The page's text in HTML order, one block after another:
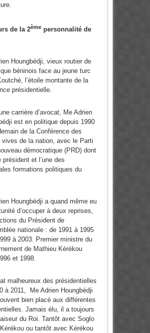
de la 2èmepersonnalité de
Houngbédji, vieux routier de
béninois face au jeune turc
l’étoile montante de la
présidentielle.
carrière d’avocat, Me Adrien
est en politique depuis 1990
de la Conférence des
vives de la nation, avec le Parti
démocratique (PRD) dont
président et l’une des
formations politiques du
Houngbédji a quand même eu
d’occuper à deux reprises,
du Président de
nationale : de 1991 à 1995
à 2003. Premier ministre du
de Mathieu Kérékou
et 1998.
malheureux des présidentielles
à 2011, Me Adrien Houngbédji
bien placé aux différentes
Jamais élu, il a toujours
du Roi. Tantôt avec Soglo
ou tantôt avec Kérékou